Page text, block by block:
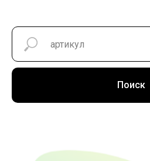
Поиск